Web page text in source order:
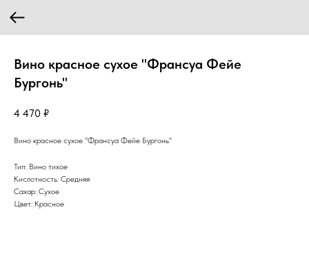
Вино красное сухое "Франсуа Фейе
Бургонь"
4 470 ₽
Вино красное сухое "Франсуа Фейе Бургонь"
Тип: Вино тихое
Кислотность: Средняя
Сахар: Сухое
Цвет: Красное